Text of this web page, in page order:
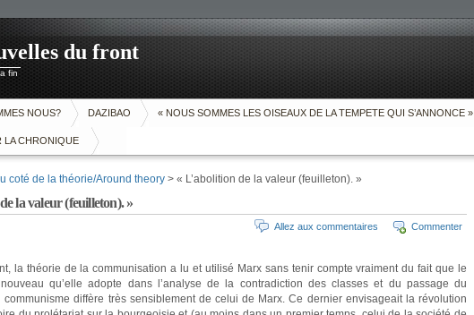
du front
fin
NOUS? DAZIBAO « NOUS SOMMES LES OISEAUX DE LA TEMPETE QUI S’ANNONCE »
LA CHRONIQUE
coté de la théorie/Around theory > « L’abolition de la valeur (feuilleton). »
la valeur (feuilleton). »
Commenter
Allez aux commentaires
la théorie de la communisation a lu et utilisé Marx sans tenir compte vraiment du fait que le
qu’elle adopte dans l’analyse de la contradiction des classes et du passage du
communisme diffère très sensiblement de celui de Marx. Ce dernier envisageait la révolution